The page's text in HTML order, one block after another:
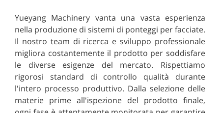
Yueyang Machinery vanta una vasta esperienza
nella produzione di sistemi di ponteggi per facciate.
Il nostro team di ricerca e sviluppo professionale
migliora costantemente il prodotto per soddisfare
le diverse esigenze del mercato. Rispettiamo
rigorosi standard di controllo qualità durante
l'intero processo produttivo. Dalla selezione delle
materie prime all'ispezione del prodotto finale,